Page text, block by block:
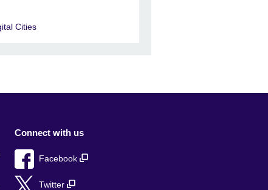
Cities
Connect with us
Facebook
Twitter